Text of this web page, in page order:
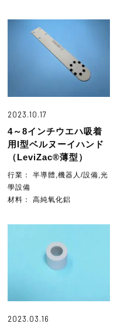
2023.10.17
4～8インチウエハ吸着
用I型ベルヌーイハンド
（LeviZac®薄型）
行業：半導體,機器人/設備,光
學設備
材料：高純氧化鋁
2023.03.16